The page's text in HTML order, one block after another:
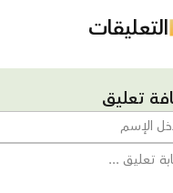
التعليقات
تعليق